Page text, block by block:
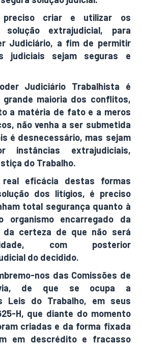
criar e utilizar os
solução extrajudicial, para
Judiciário, a fim de permitir
judiciais sejam seguras e
Judiciário Trabalhista é
grande maioria dos conflitos,
a matéria de fato e a meros
não venha a ser submetida
é desnecessário, mas sejam
instâncias extrajudiciais,
do Trabalho.
eficácia destas formas
dos litígios, é preciso
total segurança quanto à
organismo encarregado da
da certeza de que não será
com posterior
do decidido.
nos das Comissões de
de que se ocupa a
Leis do Trabalho, em seus
H, que diante do momento
criadas e da forma fixada
em descrédito e fracasso